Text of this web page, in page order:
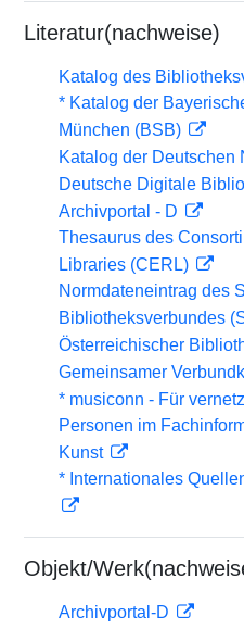
Literatur(nachweise)
Katalog des
* Katalog der
München (BSB)
Katalog der
Deutsche Digitale
Archivportal - D
Thesaurus des
Libraries (CERL)
Normdateneintrag des
Bibliotheksverbundes
Österreichischer
Gemeinsamer
* musiconn - Für
Personen im
Kunst
* Internationales
Objekt/
Archivportal-D